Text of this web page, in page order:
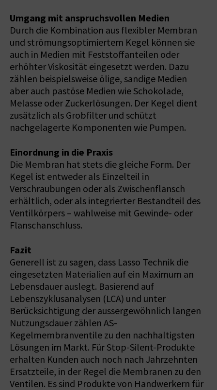
Umgang mit anspruchsvollen Medien
Durch die Kombination aus flexibler Membran
und strömungsoptimiertem Kegel können sie
auch in Medien mit Feststoffanteilen oder
erhöhter Viskosität eingesetzt werden. Dazu
zählen beispielsweise ölige, sandige Medien
aber auch pastöse Medien wie Schokolade,
Melasse oder Zuckerlösungen. Der Kegel dient
zusätzlich als Grobfilter und schützt
nachgelagerte Komponenten wie Pumpen.
Einordnung in die Praxis
Die Membran hat stets die gleiche Form. Der
Kegel ist entweder als Einzelteil in
Verschraubungen oder als Zwischenflansch
erhältlich, oder als integrierter Bestandteil des
Ventilkörpers – wahlweise mit Gewinde- oder
Flanschanschluss.
Fazit
Generell ist zu sagen, dass Lasso Technik die
eingesetzten Materialien auf ein Maximum an
Lebensdauer auslegt. Basierend auf
Lebenszyklusanalysen (LCA) und unter
Berücksichtigung der aussergewöhnlich langen
Nutzungsdauer zählen AS-
Kegelmembranventile zu den nachhaltigsten
Lösungen im Markt. Für Stop-Silent-Produkte
erhalten Kunden auch noch nach Jahrzehnten
Ersatzteile, in der Regel die Membranen zu den
Ventilen. Es sind Produkte von Handwerkern für